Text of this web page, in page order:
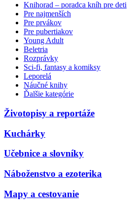
Knihorad – poradca kníh pre deti
Pre najmenších
Pre prvákov
Pre pubertiakov
Young Adult
Beletria
Rozprávky
Sci-fi, fantasy a komiksy
Leporelá
Náučné knihy
Ďalšie kategórie
Životopisy a reportáže
Kuchárky
Učebnice a slovníky
Náboženstvo a ezoterika
Mapy a cestovanie